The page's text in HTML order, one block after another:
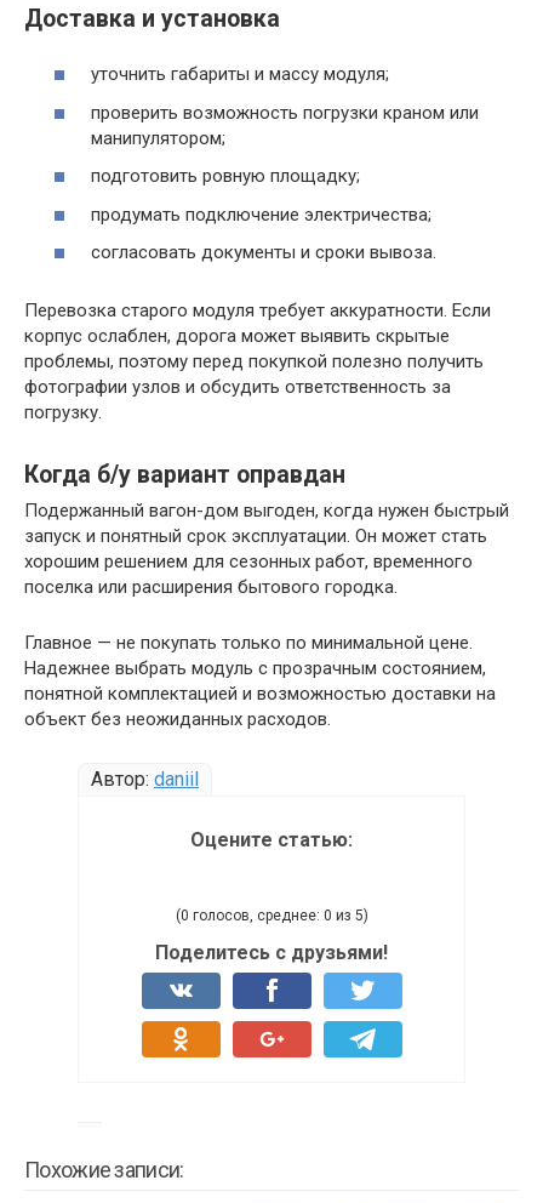
Доставка и установка
уточнить габариты и массу модуля;
проверить возможность погрузки краном или
манипулятором;
подготовить ровную площадку;
продумать подключение электричества;
согласовать документы и сроки вывоза.
Перевозка старого модуля требует аккуратности. Если
корпус ослаблен, дорога может выявить скрытые
проблемы, поэтому перед покупкой полезно получить
фотографии узлов и обсудить ответственность за
погрузку.
Когда б/у вариант оправдан
Подержанный вагон-дом выгоден, когда нужен быстрый
запуск и понятный срок эксплуатации. Он может стать
хорошим решением для сезонных работ, временного
поселка или расширения бытового городка.
Главное — не покупать только по минимальной цене.
Надежнее выбрать модуль с прозрачным состоянием,
понятной комплектацией и возможностью доставки на
объект без неожиданных расходов.
Автор: daniil
Оцените статью:
(0 голосов, среднее: 0 из 5)
Поделитесь с друзьями!
Похожие записи: